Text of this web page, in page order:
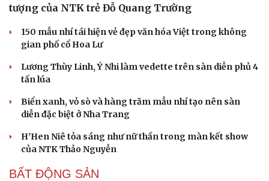
tượng của NTK trẻ Đỗ Quang Trường
150 mẫu nhí tái hiện vẻ đẹp văn hóa Việt trong không
gian phố cổ Hoa Lư
Lương Thùy Linh, Ý Nhi làm vedette trên sàn diễn phủ 4
tấn lúa
Biển xanh, vỏ sò và hàng trăm mẫu nhí tạo nên sàn
diễn đặc biệt ở Nha Trang
H'Hen Niê tỏa sáng như nữ thần trong màn kết show
của NTK Thảo Nguyễn
BẤT ĐỘNG SẢN